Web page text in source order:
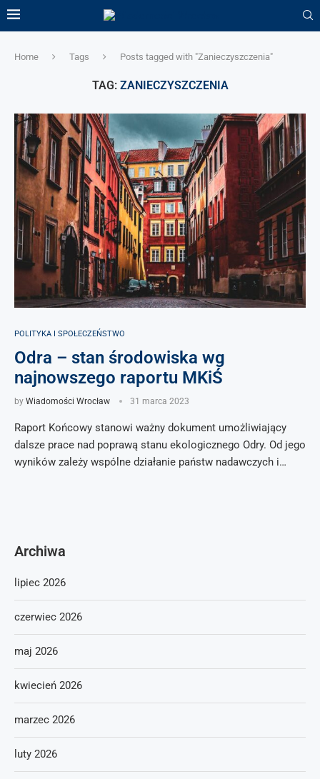
Home Tags Posts tagged with "Zanieczyszczenia"
TAG: ZANIECZYSZCZENIA
POLITYKA I SPOŁECZEŃSTWO
Odra – stan środowiska wg
najnowszego raportu MKiŚ
by Wiadomości Wrocław 31 marca 2023
Raport Końcowy stanowi ważny dokument umożliwiający
dalsze prace nad poprawą stanu ekologicznego Odry. Od jego
wyników zależy wspólne działanie państw nadawczych i…
Archiwa
lipiec 2026
czerwiec 2026
maj 2026
kwiecień 2026
marzec 2026
luty 2026